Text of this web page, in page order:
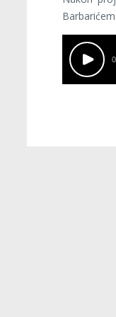
Barbarićem